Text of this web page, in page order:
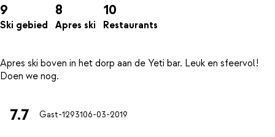
9
Ski gebied
8
Apres ski
10
Restaurants
Apres ski boven in het dorp aan de Yeti bar. Leuk en sfeervol!
7.7 Gast-1293106-03-2019